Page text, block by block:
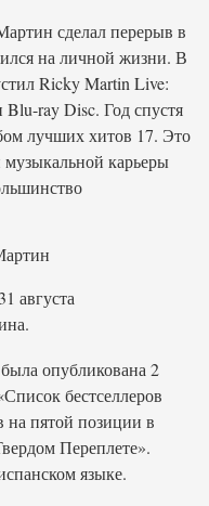
сделал перерыв в
на личной жизни. В
Ricky Martin Live:
ray Disc. Год спустя
лучших хитов 17. Это
карьеры
августа
опубликована 2
бестселлеров
на пятой позиции в
Переплете».
языке.